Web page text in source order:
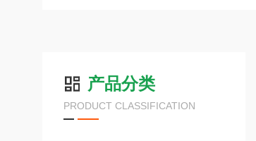
产品分类
PRODUCT CLASSIFICATION